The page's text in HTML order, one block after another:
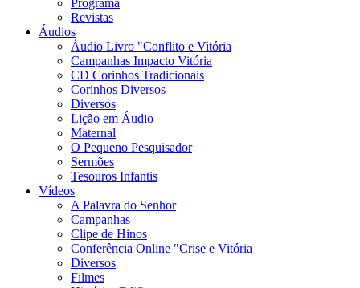
Programa
Revistas
Áudios
Áudio Livro "Conflito e Vitória
Campanhas Impacto Vitória
CD Corinhos Tradicionais
Corinhos Diversos
Diversos
Lição em Áudio
Maternal
O Pequeno Pesquisador
Sermões
Tesouros Infantis
Vídeos
A Palavra do Senhor
Campanhas
Clipe de Hinos
Conferência Online "Crise e Vitória
Diversos
Filmes